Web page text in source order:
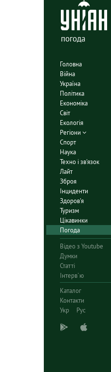
погода
Головна
Війна
Україна
Політика
Економіка
Світ
Екологія
Регіони
Спорт
Наука
Техно і зв'язок
Лайт
Зброя
Інциденти
Здоров'я
Туризм
Цікавинки
Погода
Відео з Youtube
Думки
Статті
Інтерв`ю
Каталог
Контакти
Укр
Рус